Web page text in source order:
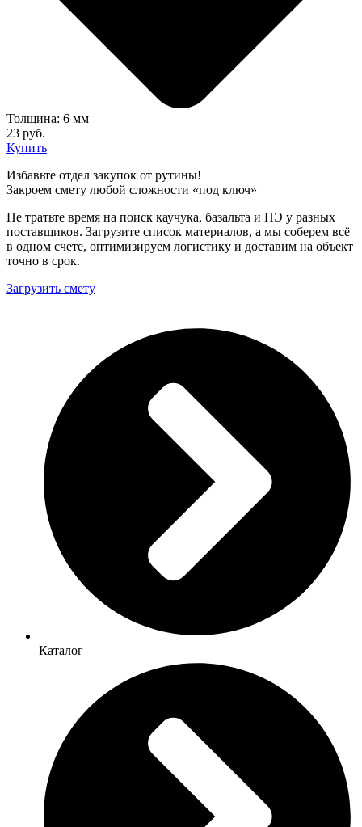
Толщина: 6 мм
23 руб.
Купить
Избавьте отдел закупок от рутины!
Закроем смету любой сложности «под ключ»
Не тратьте время на поиск каучука, базальта и ПЭ у разных
поставщиков. Загрузите список материалов, а мы соберем всё
в одном счете, оптимизируем логистику и доставим на объект
точно в срок.
Загрузить смету
Каталог